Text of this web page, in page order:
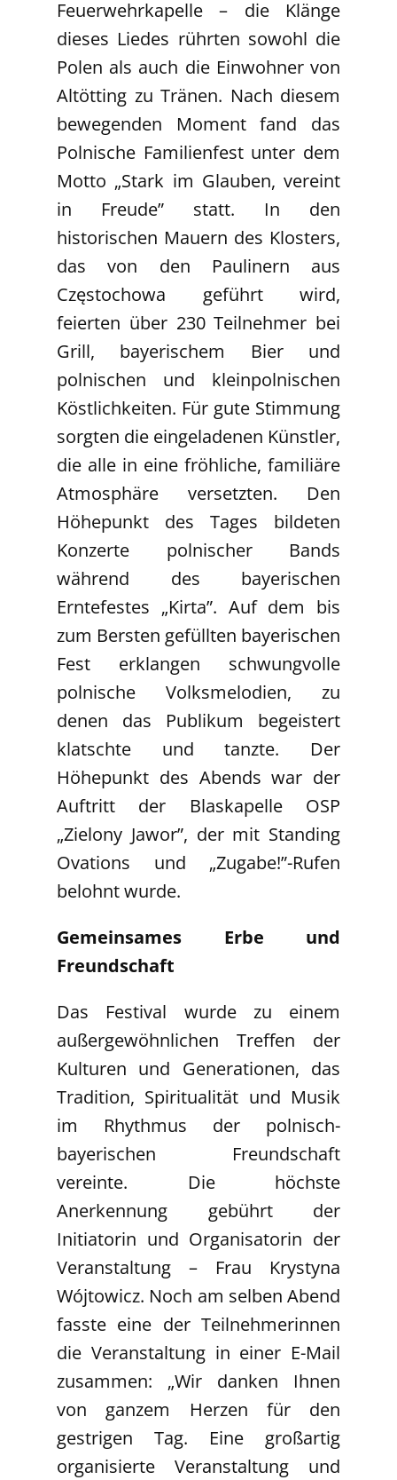
Feuerwehrkapelle – die Klänge
dieses Liedes rührten sowohl die
Polen als auch die Einwohner von
Altötting zu Tränen. Nach diesem
bewegenden Moment fand das
Polnische Familienfest unter dem
Motto „Stark im Glauben, vereint
in Freude” statt. In den
historischen Mauern des Klosters,
das von den Paulinern aus
Częstochowa geführt wird,
feierten über 230 Teilnehmer bei
Grill, bayerischem Bier und
polnischen und kleinpolnischen
Köstlichkeiten. Für gute Stimmung
sorgten die eingeladenen Künstler,
die alle in eine fröhliche, familiäre
Atmosphäre versetzten. Den
Höhepunkt des Tages bildeten
Konzerte polnischer Bands
während des bayerischen
Erntefestes „Kirta”. Auf dem bis
zum Bersten gefüllten bayerischen
Fest erklangen schwungvolle
polnische Volksmelodien, zu
denen das Publikum begeistert
klatschte und tanzte. Der
Höhepunkt des Abends war der
Auftritt der Blaskapelle OSP
„Zielony Jawor”, der mit Standing
Ovations und „Zugabe!”-Rufen
belohnt wurde.
Gemeinsames Erbe und
Freundschaft
Das Festival wurde zu einem
außergewöhnlichen Treffen der
Kulturen und Generationen, das
Tradition, Spiritualität und Musik
im Rhythmus der polnisch-
bayerischen Freundschaft
vereinte. Die höchste
Anerkennung gebührt der
Initiatorin und Organisatorin der
Veranstaltung – Frau Krystyna
Wójtowicz. Noch am selben Abend
fasste eine der Teilnehmerinnen
die Veranstaltung in einer E-Mail
zusammen: „Wir danken Ihnen
von ganzem Herzen für den
gestrigen Tag. Eine großartig
organisierte Veranstaltung und